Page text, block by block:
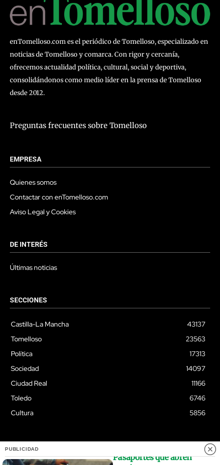
enTomelloso.com es el periódico de Tomelloso, especializado en
noticias de Tomelloso y comarca. Con rigor y cercanía,
ofrecemos actualidad política, cultural, social y deportiva,
consolidándonos como medio líder en la prensa de Tomelloso
desde 2012.
Preguntas frecuentes sobre Tomelloso
EMPRESA
Quienes somos
Contactar con enTomelloso.com
Aviso Legal y Cookies
DE INTERÉS
Últimas noticias
SECCIONES
Castilla-La Mancha
43137
Tomelloso
23563
Política
17313
Sociedad
14097
Ciudad Real
11166
Toledo
6746
Cultura
5856
© Quixoteus
PUBLICIDAD
Pasaportes que abren